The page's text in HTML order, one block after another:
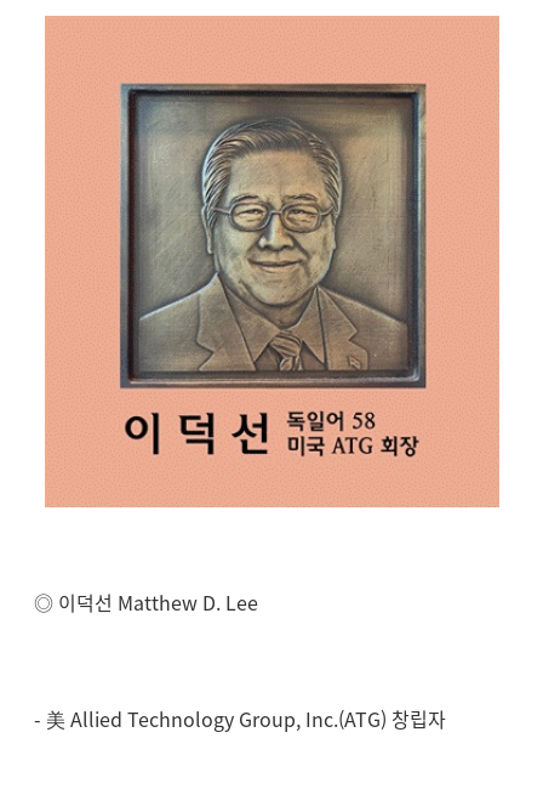
◎ 이덕선 Matthew D. Lee
- 美 Allied Technology Group, Inc.(ATG) 창립자